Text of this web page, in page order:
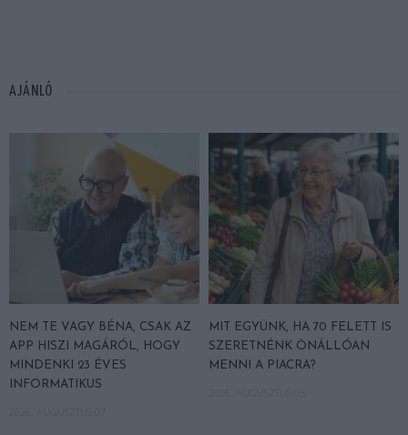
AJÁNLÓ
NEM TE VAGY BÉNA, CSAK AZ
APP HISZI MAGÁRÓL, HOGY
MINDENKI 23 ÉVES
INFORMATIKUS
MIT EGYÜNK, HA 70 FELETT IS
SZERETNÉNK ÖNÁLLÓAN
MENNI A PIACRA?